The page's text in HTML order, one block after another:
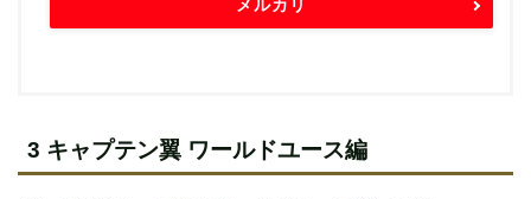
メルカリ
3 キャプテン翼 ワールドユース編